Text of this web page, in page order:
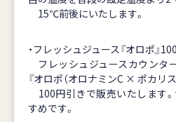
15℃前後にいたします。
・フレッシュジュース『オロポ』
フレッシュジュースカウンタ
『オロポ（オロナミンC × ポカリス
100円引きで販売いたします
すめです。